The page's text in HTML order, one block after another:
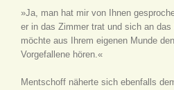
»Ja, man hat mir von Ihnen
er in das Zimmer trat und sich an
möchte aus Ihrem eigenen Munde
Vorgefallene hören.«
Mentschoff näherte sich ebenfalls